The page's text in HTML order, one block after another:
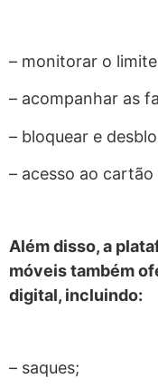
– monitorar o
– acompanhar as
– bloquear e
– acesso ao
Além disso, a
móveis também
digital, incluindo:
– saques;